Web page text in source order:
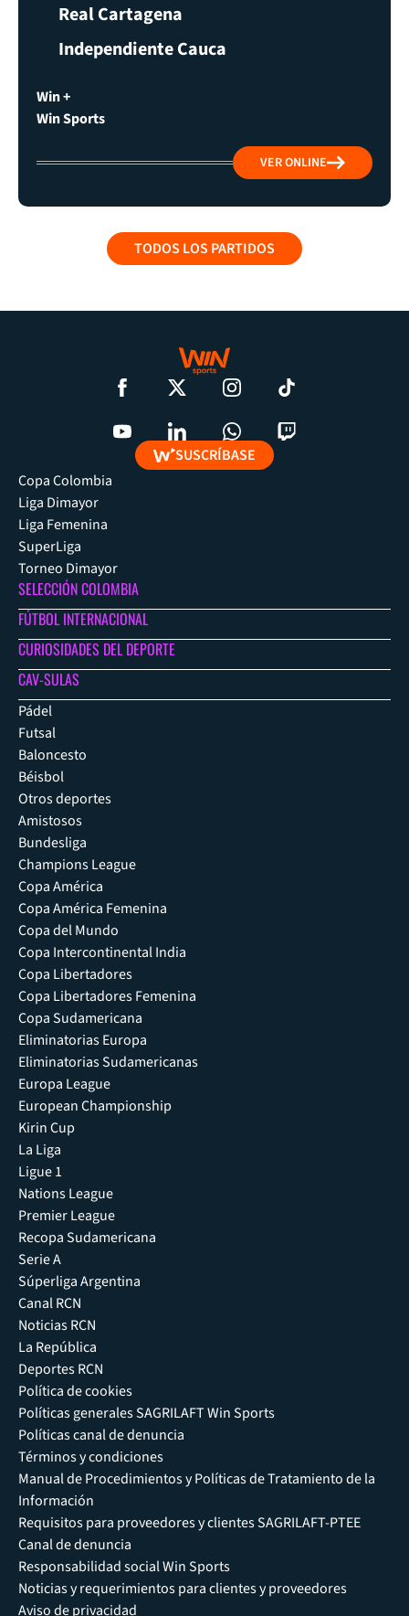
Real Cartagena
Independiente Cauca
Win +
Win Sports
VER ONLINE
TODOS LOS PARTIDOS
SUSCRÍBASE
Copa Colombia
Liga Dimayor
Liga Femenina
SuperLiga
Torneo Dimayor
SELECCIÓN COLOMBIA
FÚTBOL INTERNACIONAL
CURIOSIDADES DEL DEPORTE
CAV-SULAS
Pádel
Futsal
Baloncesto
Béisbol
Otros deportes
Amistosos
Bundesliga
Champions League
Copa América
Copa América Femenina
Copa del Mundo
Copa Intercontinental India
Copa Libertadores
Copa Libertadores Femenina
Copa Sudamericana
Eliminatorias Europa
Eliminatorias Sudamericanas
Europa League
European Championship
Kirin Cup
La Liga
Ligue 1
Nations League
Premier League
Recopa Sudamericana
Serie A
Súperliga Argentina
Canal RCN
Noticias RCN
La República
Deportes RCN
Política de cookies
Políticas generales SAGRILAFT Win Sports
Políticas canal de denuncia
Términos y condiciones
Manual de Procedimientos y Políticas de Tratamiento de la
Información
Requisitos para proveedores y clientes SAGRILAFT-PTEE
Canal de denuncia
Responsabilidad social Win Sports
Noticias y requerimientos para clientes y proveedores
Aviso de privacidad